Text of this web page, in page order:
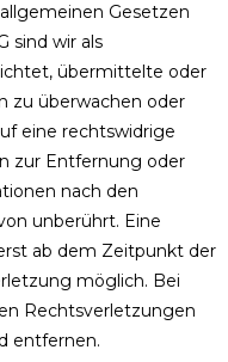
Gesetzen
sind wir als
übermittelte oder
zu überwachen oder
eine rechtswidrige
zur Entfernung oder
nach den
unberührt. Eine
ab dem Zeitpunkt der
möglich. Bei
Rechtsverletzungen
entfernen.